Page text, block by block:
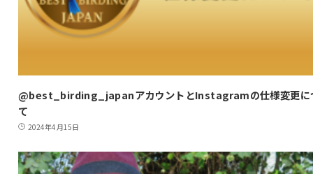
@best_birding_japanアカウントとInstagramの仕様変更に
て
2024年4月15日